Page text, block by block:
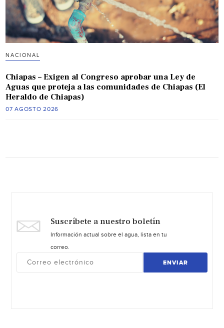
NACIONAL
Chiapas – Exigen al Congreso aprobar una Ley de
Aguas que proteja a las comunidades de Chiapas (El
Heraldo de Chiapas)
07 AGOSTO 2026
Suscríbete a nuestro boletín
Información actual sobre el agua, lista en tu
correo.
ENVIAR